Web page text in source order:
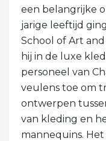
een ​​belangrijke
jarige leeftijd
School of Art
hij in de luxe
personeel van
veulens toe om
ontwerpen
van kleding en
mannequins.